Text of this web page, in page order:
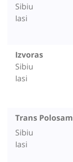
Sibiu
Iasi
Izvoras
Sibiu
Iasi
Trans Polosam
Sibiu
Iasi